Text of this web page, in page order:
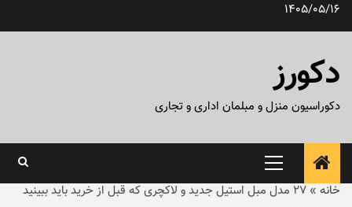
پرش1405/05/16
دکورز
دکوراسیون منزل و مبلمان اداری و تجاری
منوی
اصلی
خانه » ۲۷ مدل مبل استیل جدید و لاکچری که قبل از خرید باید ببینید